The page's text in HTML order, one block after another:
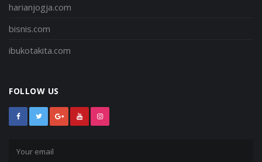
harianjogja.com
bisnis.com
ibukotakita.com
FOLLOW US